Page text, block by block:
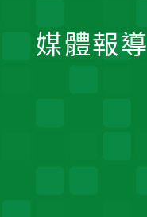
媒體報導